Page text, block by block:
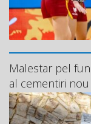
Malestar pel
al cementiri nou